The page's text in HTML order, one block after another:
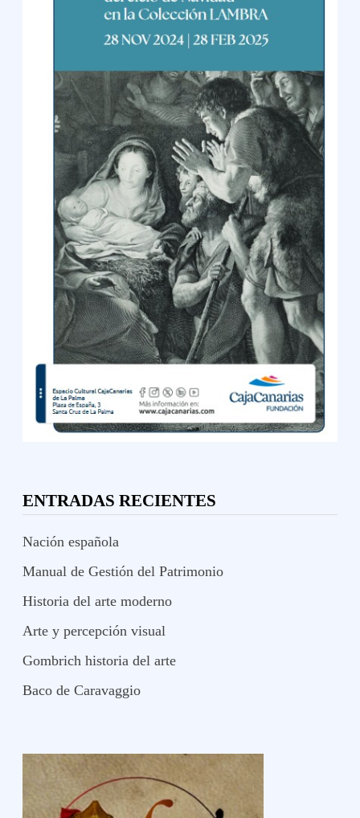
ENTRADAS RECIENTES
Nación española
Manual de Gestión del Patrimonio
Historia del arte moderno
Arte y percepción visual
Gombrich historia del arte
Baco de Caravaggio